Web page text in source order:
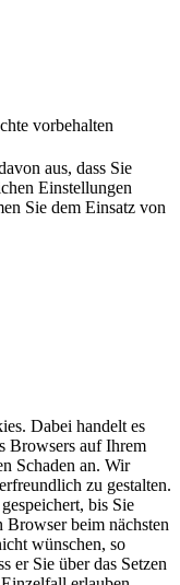
vorbehalten
aus, dass Sie
Einstellungen
Sie dem Einsatz von
Dabei handelt es
Browsers auf Ihrem
Schaden an. Wir
zu gestalten.
bis Sie
Browser beim nächsten
wünschen, so
er Sie über das Setzen